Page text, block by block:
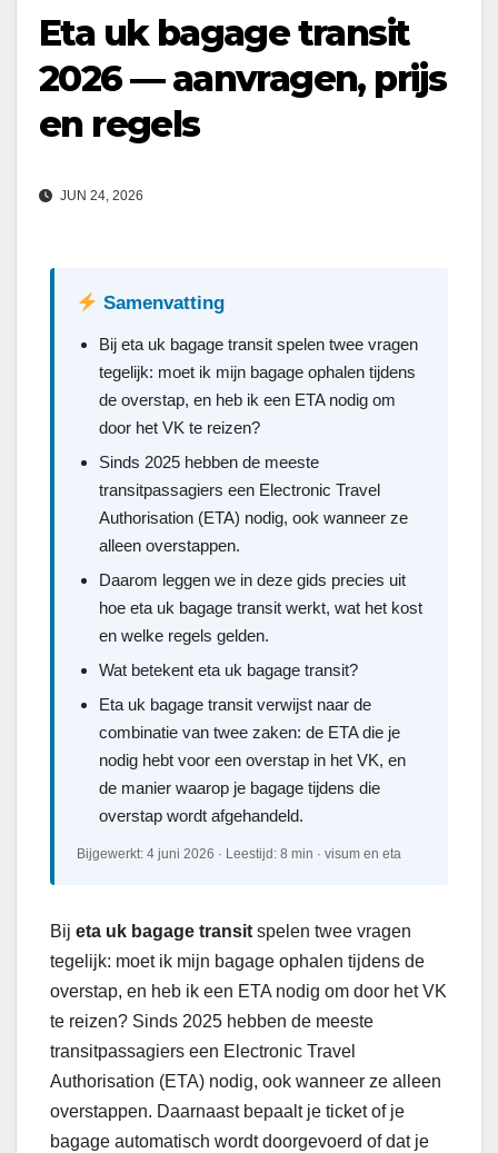
Eta uk bagage transit
2026 — aanvragen, prijs
en regels
JUN 24, 2026
Samenvatting
Bij eta uk bagage transit spelen twee vragen
tegelijk: moet ik mijn bagage ophalen tijdens
de overstap, en heb ik een ETA nodig om
door het VK te reizen?
Sinds 2025 hebben de meeste
transitpassagiers een Electronic Travel
Authorisation (ETA) nodig, ook wanneer ze
alleen overstappen.
Daarom leggen we in deze gids precies uit
hoe eta uk bagage transit werkt, wat het kost
en welke regels gelden.
Wat betekent eta uk bagage transit?
Eta uk bagage transit verwijst naar de
combinatie van twee zaken: de ETA die je
nodig hebt voor een overstap in het VK, en
de manier waarop je bagage tijdens die
overstap wordt afgehandeld.
Bijgewerkt: 4 juni 2026 · Leestijd: 8 min · visum en eta
Bij eta uk bagage transit spelen twee vragen
tegelijk: moet ik mijn bagage ophalen tijdens de
overstap, en heb ik een ETA nodig om door het VK
te reizen? Sinds 2025 hebben de meeste
transitpassagiers een Electronic Travel
Authorisation (ETA) nodig, ook wanneer ze alleen
overstappen. Daarnaast bepaalt je ticket of je
bagage automatisch wordt doorgevoerd of dat je